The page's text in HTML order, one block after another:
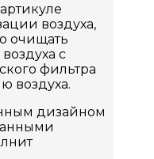
воздуха,
очищать
с
фильтра
воздуха.
дизайном